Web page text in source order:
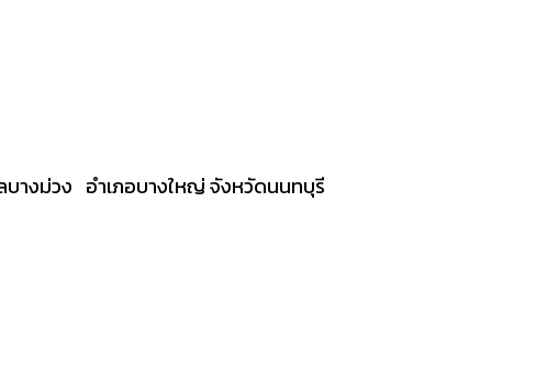
างม่วง อำเภอบางใหญ่ จังหวัดนนทบุรี